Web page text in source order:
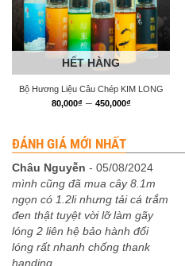
HẾT HÀNG
Bộ Hương Liệu Câu Chép KIM LONG
80,000₫ – 450,000₫Khoảng
450,000₫
ĐÁNH GIÁ MỚI NHẤT
Châu Nguyễn - 05/08/2024
mình cũng đã mua cây 8.1m
ngọn có 1.2li nhưng tải cá trắm
đen thật tuyệt vời lỡ làm gãy
lóng 2 liên hệ bảo hành đổi
lóng rất nhanh chống thank
handing